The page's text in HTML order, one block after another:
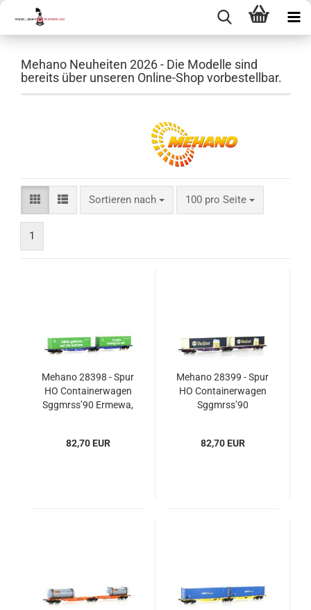
Mehano Neuheiten 2026 - Die Modelle sind
bereits über unseren Online-Shop vorbestellbar.
Sortieren nach
Sortieren nach 100 pro Seite
pro Seite
1
Mehano 28398 - Spur
HO Containerwagen
Sggmrss’90 Ermewa,
82,70 EUR
Mehano 28399 - Spur
HO Containerwagen
Sggmrss’90
82,70 EUR